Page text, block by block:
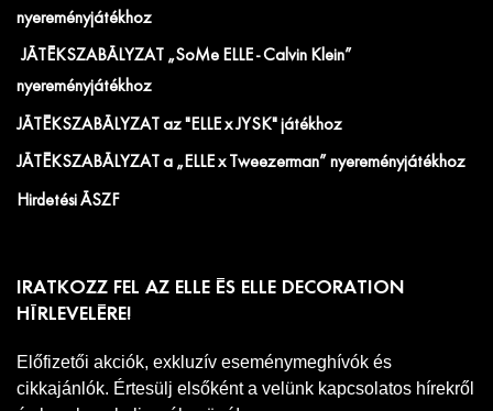
nyereményjátékhoz
JÁTÉKSZABÁLYZAT „SoMe ELLE - Calvin Klein”
nyereményjátékhoz
JÁTÉKSZABÁLYZAT az "ELLE x JYSK" játékhoz
JÁTÉKSZABÁLYZAT a „ELLE x Tweezerman” nyereményjátékhoz
Hirdetési ÁSZF
IRATKOZZ FEL AZ ELLE ÉS ELLE DECORATION
HÍRLEVELÉRE!
Előfizetői akciók, exkluzív eseménymeghívók és
cikkajánlók. Értesülj elsőként a velünk kapcsolatos hírekről